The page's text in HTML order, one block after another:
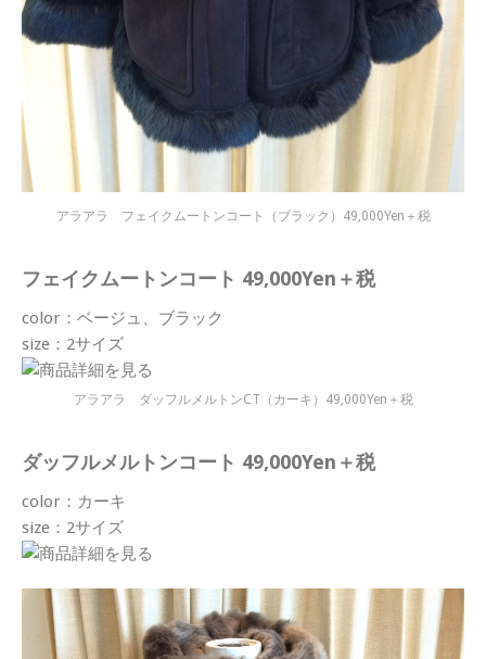
アラアラ フェイクムートンコート（ブラック）49,000Yen＋税
フェイクムートンコート 49,000Yen＋税
color：ベージュ、ブラック
size：2サイズ
アラアラ ダッフルメルトンCT（カーキ）49,000Yen＋税
ダッフルメルトンコート 49,000Yen＋税
color：カーキ
size：2サイズ